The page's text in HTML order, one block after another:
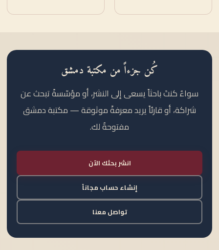
كُن جزءاً من مكتبة دمشق
سواءٌ كنتَ باحثاً يسعى إلى النشر، أو مؤسّسةً تبحث عن
شراكة، أو قارئاً يريد معرفةً موثوقة — مكتبة دمشق
مفتوحةٌ لك.
انشر بحثك الآن
إنشاء حساب مجاناً
تواصل معنا